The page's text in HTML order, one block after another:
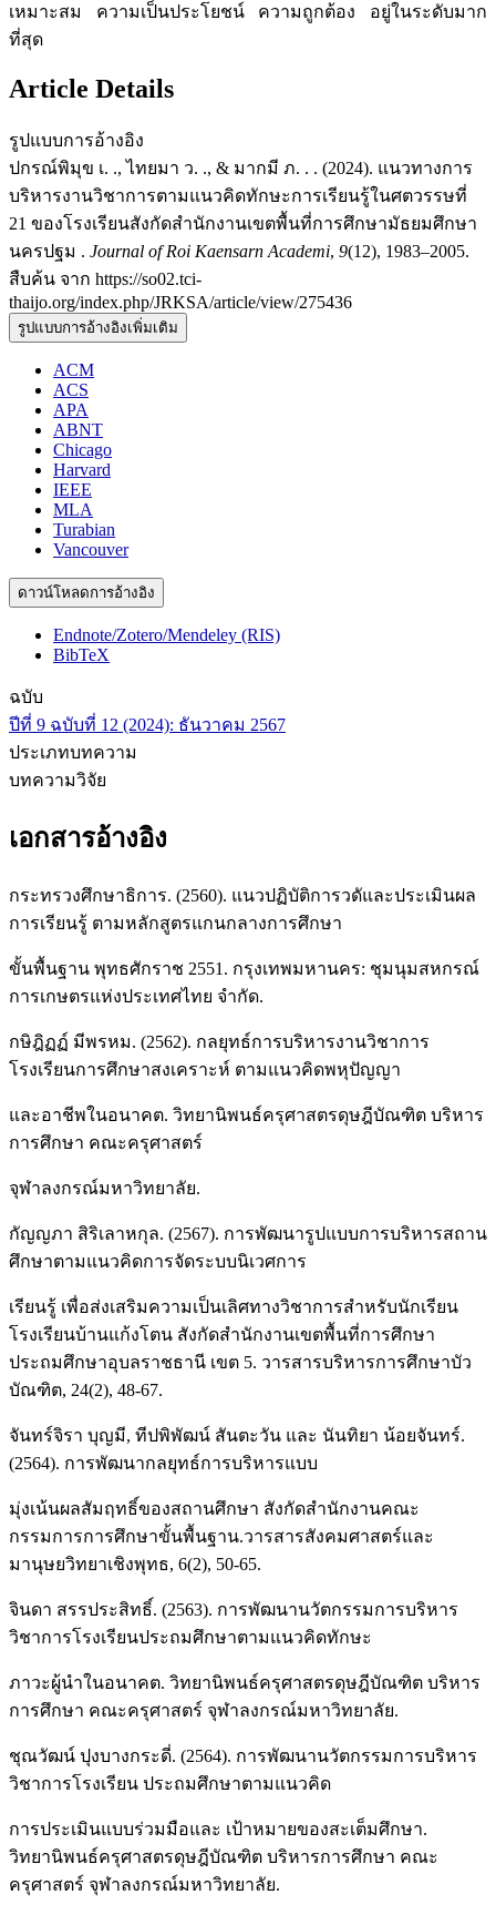
เหมาะสม ความเป็นประโยชน์ ความถูกต้อง อยู่ในระดับมาก
ที่สุด
Article Details
รูปแบบการอ้างอิง
ปกรณ์พิมุข เ. ., ไทยมา ว. ., & มากมี ภ. . . (2024). แนวทางการ
บริหารงานวิชาการตามแนวคิดทักษะการเรียนรู้ในศตวรรษที่
21 ของโรงเรียนสังกัดสำนักงานเขตพื้นที่การศึกษามัธยมศึกษา
นครปฐม . Journal of Roi Kaensarn Academi, 9(12), 1983–2005.
สืบค้น จาก https://so02.tci-
thaijo.org/index.php/JRKSA/article/view/275436
รูปแบบการอ้างอิงเพิ่มเติม
ACM
ACS
APA
ABNT
Chicago
Harvard
IEEE
MLA
Turabian
Vancouver
ดาวน์โหลดการอ้างอิง
Endnote/Zotero/Mendeley (RIS)
BibTeX
ฉบับ
ปีที่ 9 ฉบับที่ 12 (2024): ธันวาคม 2567
ประเภทบทความ
บทความวิจัย
เอกสารอ้างอิง
กระทรวงศึกษาธิการ. (2560). แนวปฏิบัติการวดัและประเมินผล
การเรียนรู้ ตามหลักสูตรแกนกลางการศึกษา
ขั้นพื้นฐาน พุทธศักราช 2551. กรุงเทพมหานคร: ชุมนุมสหกรณ์
การเกษตรแห่งประเทศไทย จำกัด.
กษิฎิฏฏ์ มีพรหม. (2562). กลยุทธ์การบริหารงานวิชาการ
โรงเรียนการศึกษาสงเคราะห์ ตามแนวคิดพหุปัญญา
และอาชีพในอนาคต. วิทยานิพนธ์ครุศาสตรดุษฎีบัณฑิต บริหาร
การศึกษา คณะครุศาสตร์
จุฬาลงกรณ์มหาวิทยาลัย.
กัญญภา สิริเลาหกุล. (2567). การพัฒนารูปแบบการบริหารสถาน
ศึกษาตามแนวคิดการจัดระบบนิเวศการ
เรียนรู้ เพื่อส่งเสริมความเป็นเลิศทางวิชาการสำหรับนักเรียน
โรงเรียนบ้านแก้งโตน สังกัดสำนักงานเขตพื้นที่การศึกษา
ประถมศึกษาอุบลราชธานี เขต 5. วารสารบริหารการศึกษาบัว
บัณฑิต, 24(2), 48-67.
จันทร์จิรา บุญมี, ทีปพิพัฒน์ สันตะวัน และ นันทิยา น้อยจันทร์.
(2564). การพัฒนากลยุทธ์การบริหารแบบ
มุ่งเน้นผลสัมฤทธิ์ของสถานศึกษา สังกัดสำนักงานคณะ
กรรมการการศึกษาขั้นพื้นฐาน.วารสารสังคมศาสตร์และ
มานุษยวิทยาเชิงพุทธ, 6(2), 50-65.
จินดา สรรประสิทธิ์. (2563). การพัฒนานวัตกรรมการบริหาร
วิชาการโรงเรียนประถมศึกษาตามแนวคิดทักษะ
ภาวะผู้นำในอนาคต. วิทยานิพนธ์ครุศาสตรดุษฎีบัณฑิต บริหาร
การศึกษา คณะครุศาสตร์ จุฬาลงกรณ์มหาวิทยาลัย.
ชุณวัฒน์ ปุงบางกระดี่. (2564). การพัฒนานวัตกรรมการบริหาร
วิชาการโรงเรียน ประถมศึกษาตามแนวคิด
การประเมินแบบร่วมมือและ เป้าหมายของสะเต็มศึกษา.
วิทยานิพนธ์ครุศาสตรดุษฎีบัณฑิต บริหารการศึกษา คณะ
ครุศาสตร์ จุฬาลงกรณ์มหาวิทยาลัย.